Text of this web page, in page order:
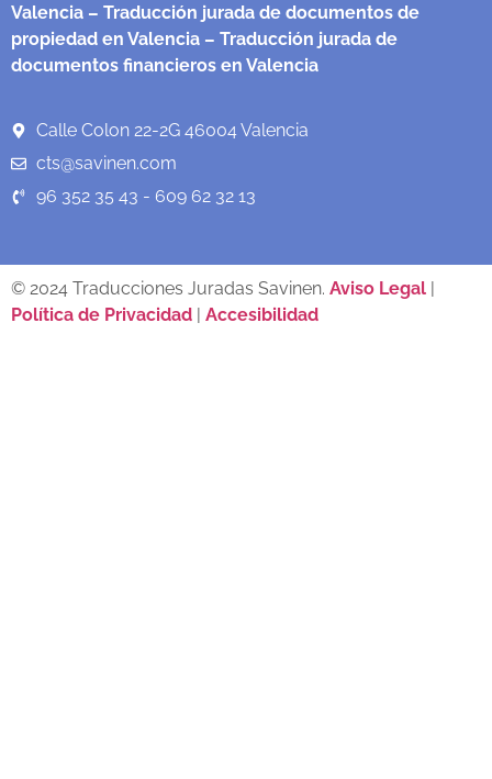
Valencia – Traducción jurada de documentos de
propiedad en Valencia – Traducción jurada de
documentos financieros en Valencia
Calle Colon 22-2G 46004 Valencia
cts@savinen.com
96 352 35 43 - 609 62 32 13
© 2024 Traducciones Juradas Savinen. Aviso Legal |
Política de Privacidad | Accesibilidad